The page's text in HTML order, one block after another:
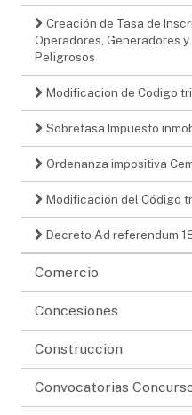
Creación de Tasa de
Operadores, Generadores
Peligrosos
Modificacion de Codigo
Sobretasa Impuesto
Ordenanza impositiva
Modificación del Código
Decreto Ad referendum
Comercio
Concesiones
Construccion
Convocatorias